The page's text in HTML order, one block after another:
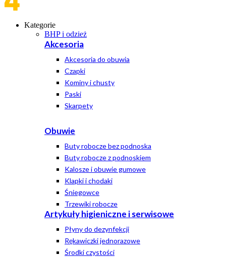
Kategorie
BHP i odzież
Akcesoria
Akcesoria do obuwia
Czapki
Kominy i chusty
Paski
Skarpety
Obuwie
Buty robocze bez podnoska
Buty robocze z podnoskiem
Kalosze i obuwie gumowe
Klapki i chodaki
Śniegowce
Trzewiki robocze
Artykuły higieniczne i serwisowe
Płyny do dezynfekcji
Rękawiczki jednorazowe
Środki czystości